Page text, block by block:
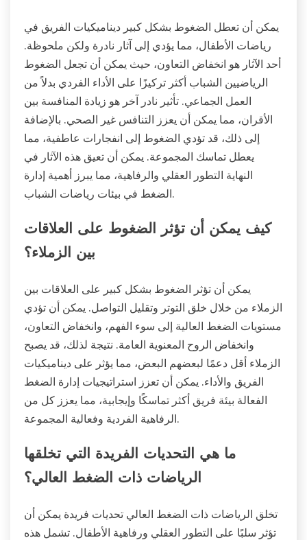
يمكن أن تعطل الضغوط بشكل كبير ديناميكيات الفريق في
رياضات الأطفال، مما يؤدي إلى آثار نادرة ولكن ملحوظة.
أحد الآثار هو انخفاض التعاون، حيث يمكن أن تجعل الضغوط
الرياضيين الشباب أكثر تركيزًا على الأداء الفردي بدلاً من
العمل الجماعي. تأثير نادر آخر هو زيادة المنافسة بين
الأقران، مما يمكن أن يعزز التنافس غير الصحي. بالإضافة
إلى ذلك، قد تؤدي الضغوط إلى انفجارات عاطفية، مما
يعطل تماسك المجموعة. يمكن أن تعيق هذه الآثار في
النهاية التطور العقلي والرفاهية، مما يبرز أهمية إدارة
الضغط في بيئات رياضات الشباب.
كيف يمكن أن تؤثر الضغوط على العلاقات
بين الزملاء؟
يمكن أن تؤثر الضغوط بشكل كبير على العلاقات بين
الزملاء من خلال خلق التوتر وتقليل التواصل. يمكن أن تؤدي
مستويات الضغط العالية إلى سوء الفهم، وانخفاض التعاون،
وانخفاض الروح المعنوية العامة. نتيجة لذلك، قد يصبح
الزملاء أقل دعمًا لبعضهم البعض، مما يؤثر على ديناميكيات
الفريق والأداء. يمكن أن تعزز استراتيجيات إدارة الضغط
الفعالة بيئة فريق أكثر تماسكًا وإيجابية، مما يعزز كل من
الرفاهية الفردية وفعالية المجموعة.
ما هي التحديات الفريدة التي تخلقها
الرياضات ذات الضغط العالي؟
تخلق الرياضات ذات الضغط العالي تحديات فريدة يمكن أن
تؤثر سلبًا على التطور العقلي ورفاهية الأطفال. تشمل هذه